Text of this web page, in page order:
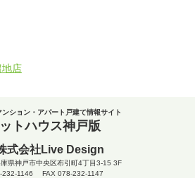
地店
ション・アパート戸建て情報サイト
トハウス神戸版
式会社Live Design
県神戸市中央区布引町4丁目3-15 3F
232-1146 FAX 078-232-1147